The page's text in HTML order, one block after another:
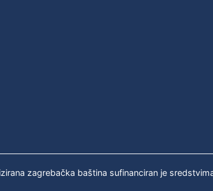
zagrebačka baština sufinanciran je